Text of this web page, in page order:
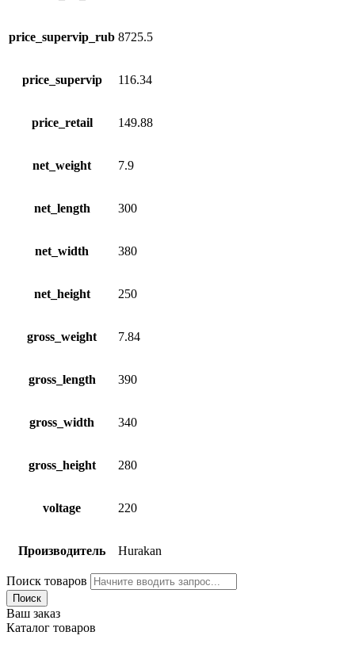
price_supervip_rub 8725.5
price_supervip 116.34
price_retail 149.88
net_weight 7.9
net_length 300
net_width 380
net_height 250
gross_weight 7.84
gross_length 390
gross_width 340
gross_height 280
voltage 220
Производитель Hurakan
Поиск товаров
Поиск
Ваш заказ
Каталог товаров